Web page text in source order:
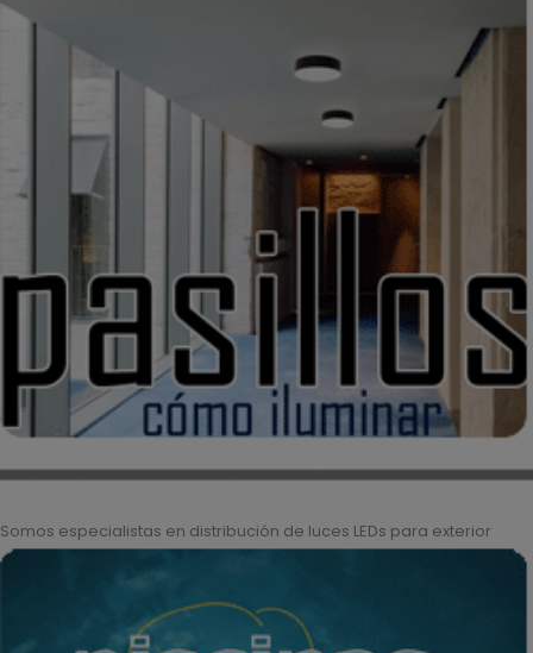
Somos especialistas en distribución de luces LEDs para exterior